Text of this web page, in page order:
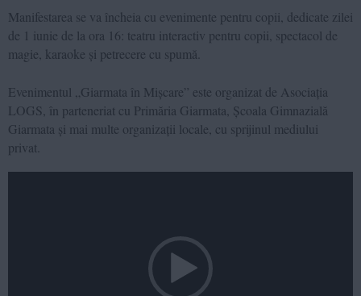
Manifestarea se va încheia cu evenimente pentru copii, dedicate zilei
de 1 iunie de la ora 16: teatru interactiv pentru copii, spectacol de
magie, karaoke și petrecere cu spumă.
Evenimentul „Giarmata în Mișcare” este organizat de Asociația
LOGS, în parteneriat cu Primăria Giarmata, Școala Gimnazială
Giarmata și mai multe organizații locale, cu sprijinul mediului
privat.